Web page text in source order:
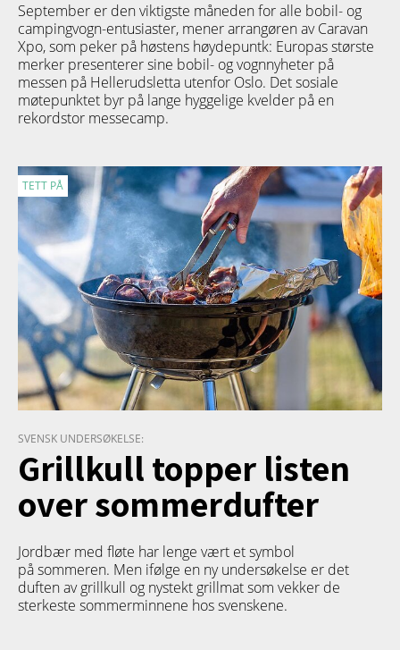
September er den viktigste måneden for alle bobil- og
campingvogn-entusiaster, mener arrangøren av Caravan
Xpo, som peker på høstens høydepuntk: Europas største
merker presenterer sine bobil- og vognnyheter på
messen på Hellerudsletta utenfor Oslo. Det sosiale
møtepunktet byr på lange hyggelige kvelder på en
rekordstor messecamp.
TETT PÅ
SVENSK UNDERSØKELSE:
Grillkull topper listen
over sommerdufter
Jordbær med fløte har lenge vært et symbol
på sommeren. Men ifølge en ny undersøkelse er det
duften av grillkull og nystekt grillmat som vekker de
sterkeste sommerminnene hos svenskene.